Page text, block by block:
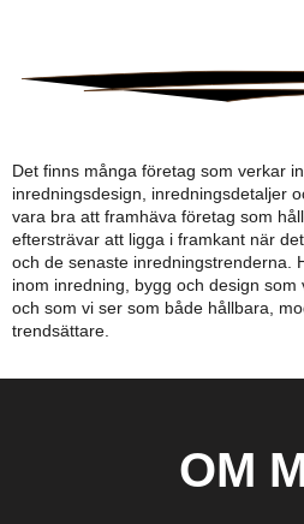
Det finns många företag som verkar
inredningsdesign, inredningsdetaljer
vara bra att framhäva företag som
eftersträvar att ligga i framkant när
och de senaste inredningstrenderna.
inom inredning, bygg och design
och som vi ser som både hållbara,
trendsättare.
OM